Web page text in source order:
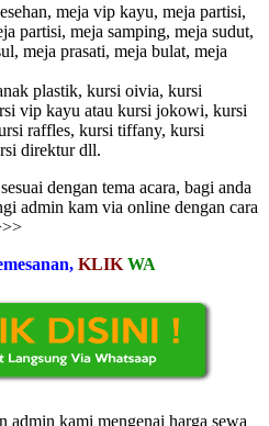
meja vip kayu, meja partisi,
partisi, meja samping, meja sudut,
meja prasati, meja bulat, meja
plastik, kursi oivia, kursi
vip kayu atau kursi jokowi, kursi
raffles, kursi tiffany, kursi
direktur dll.
dengan tema acara, bagi anda
admin kam via online dengan cara
KLIK WA
admin kami mengenai harga sewa